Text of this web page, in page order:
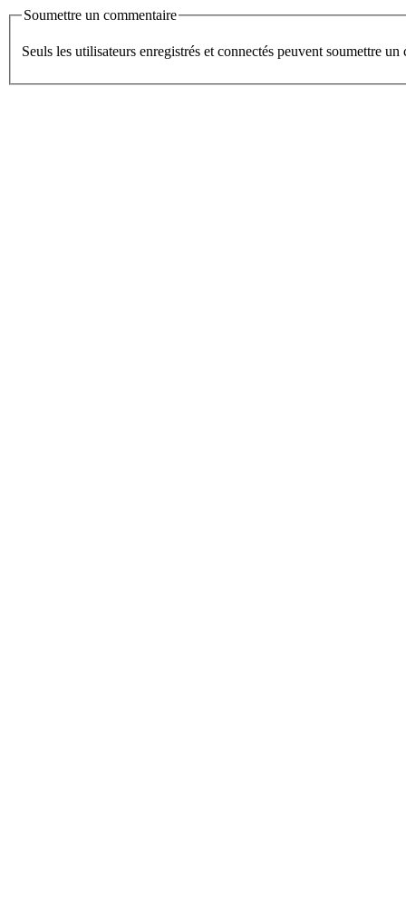
Soumettre un commentaire
Seuls les utilisateurs enregistrés et connectés peuvent soumettre un